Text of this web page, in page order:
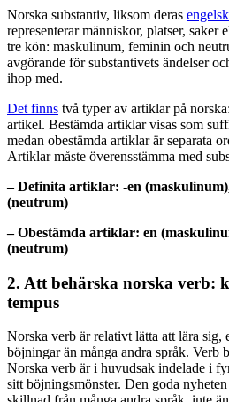
Norska substantiv, liksom deras
representerar människor, platser, saker
tre kön: maskulinum, feminin och
avgörande för substantivets ändelser
ihop med.
Det finns två typer av artiklar på
artikel. Bestämda artiklar visas som
medan obestämda artiklar är separata
Artiklar måste överensstämma med
– Definita artiklar: -en
(neutrum)
– Obestämda artiklar: en
(neutrum)
2. Att behärska norska verb:
tempus
Norska verb är relativt lätta att lära sig,
böjningar än många andra språk. Verb
Norska verb är i huvudsak indelade i
sitt böjningsmönster. Den goda